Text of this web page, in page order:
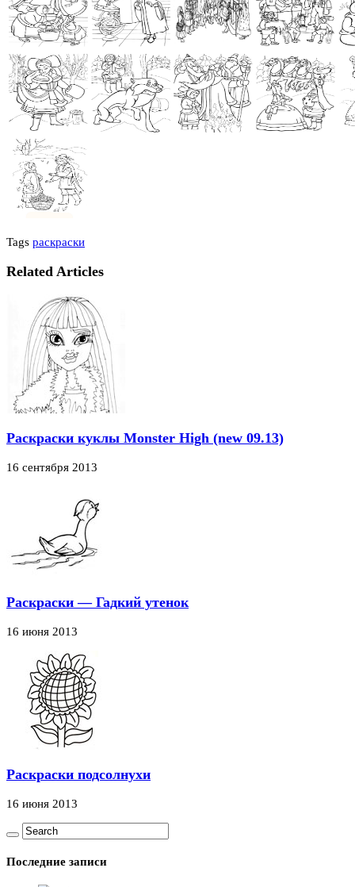
Tags раскраски
Related Articles
Раскраски куклы Monster High (new 09.13)
16 сентября 2013
Раскраски — Гадкий утенок
16 июня 2013
Раскраски подсолнухи
16 июня 2013
Последние записи